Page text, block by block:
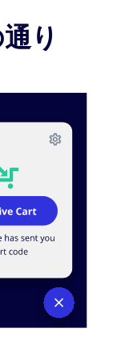
り